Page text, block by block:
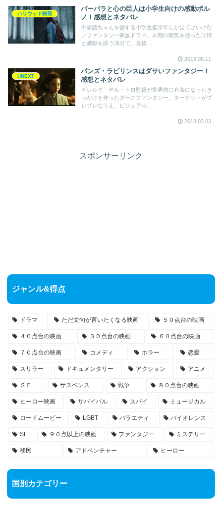
ハリウッド映画
バーバラと心の巨人は小学生向けの感動ポル
ノ！感想とネタバレ
不思議ちゃんを愛する小学生低学年しか見てはいけな
いファンタジー家族ドラマ。末期の病気を使った同情
と感動を誘う演出で、最後...
2018.09.11
UNEXT
パンズ・ラビリンスはダサいファンタジー！
感想とネタバレ
ギレルモ・デル・トロ監督が世界的に有名になったき
っかけを作ったダークファンタジー。ターゲットがブ
レブレなうえ、ビジュアル...
2018.03.03
スポンサーリンク
ジャンル&得点
ドラマ ただ文句が言いたくなる映画 ５０点台の映画
４０点台の映画 ３０点台の映画 ６０点台の映画
７０点台の映画 コメディ ホラー 恋愛
スリラー ドキュメンタリー アクション アニメ
ＳＦ サスペンス 戦争 ８０点台の映画
ヒーロー映画 サバイバル スパイ ミュージカル
ロードムービー LGBT バラエティ バイオレンス
SF ９０点以上の映画 ファンタジー ミステリー
移民 アドベンチャー ヒーロー
国別カテゴリー